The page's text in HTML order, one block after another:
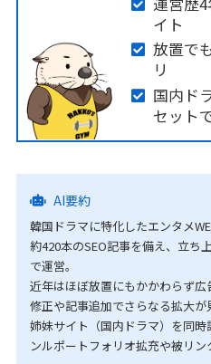
イト
放置で
リ
国内ド
セット
AI要約
韓国ドラマに特化したエンタメ
約420本のSEO記事を備え、立ち
で運営。
近年はほぼ放置にもかかわらず
修正や記事追加でさらなる拡大が
姉妹サイト（国内ドラマ）を同
ンルポートフォリオ拡充や被リン